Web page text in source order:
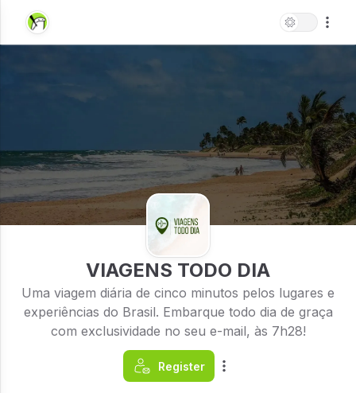
VIAGENS TODO DIA
Uma viagem diária de cinco minutos pelos lugares e
experiências do Brasil. Embarque todo dia de graça
com exclusividade no seu e-mail, às 7h28!
Register